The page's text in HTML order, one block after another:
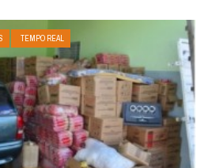
TEMPO REAL